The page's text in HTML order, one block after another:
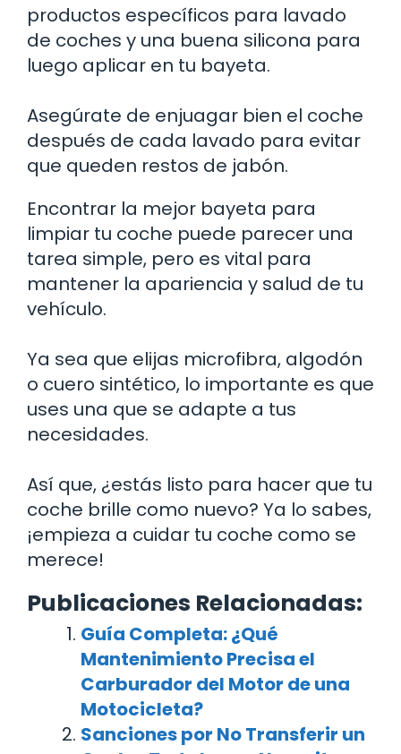
productos específicos para lavado
de coches y una buena silicona para
luego aplicar en tu bayeta.
Asegúrate de enjuagar bien el coche
después de cada lavado para evitar
que queden restos de jabón.
Encontrar la mejor bayeta para
limpiar tu coche puede parecer una
tarea simple, pero es vital para
mantener la apariencia y salud de tu
vehículo.
Ya sea que elijas microfibra, algodón
o cuero sintético, lo importante es que
uses una que se adapte a tus
necesidades.
Así que, ¿estás listo para hacer que tu
coche brille como nuevo? Ya lo sabes,
¡empieza a cuidar tu coche como se
merece!
Publicaciones Relacionadas:
Guía Completa: ¿Qué
Mantenimiento Precisa el
Carburador del Motor de una
Motocicleta?
Sanciones por No Transferir un